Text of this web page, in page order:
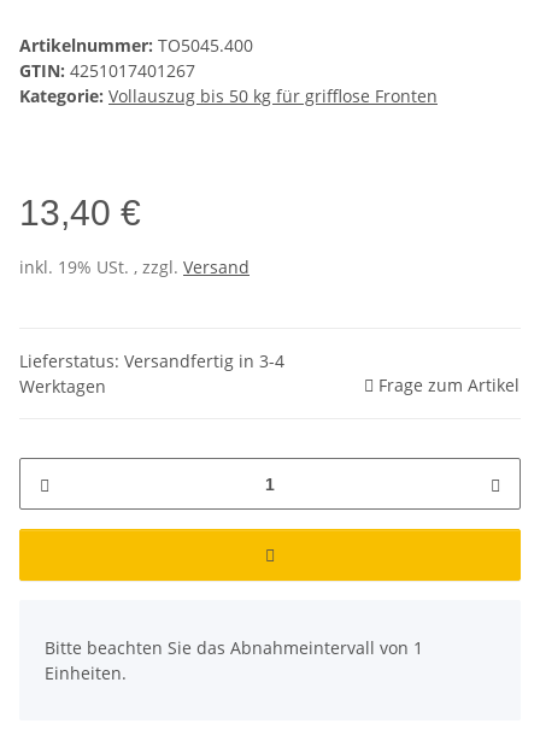
Artikelnummer: TO5045.400
GTIN: 4251017401267
Kategorie: Vollauszug bis 50 kg für grifflose Fronten
13,40 €
inkl. 19% USt. , zzgl. Versand
Lieferstatus: Versandfertig in 3-4
Werktagen
Frage zum Artikel
Bitte beachten Sie das Abnahmeintervall von 1
Einheiten.